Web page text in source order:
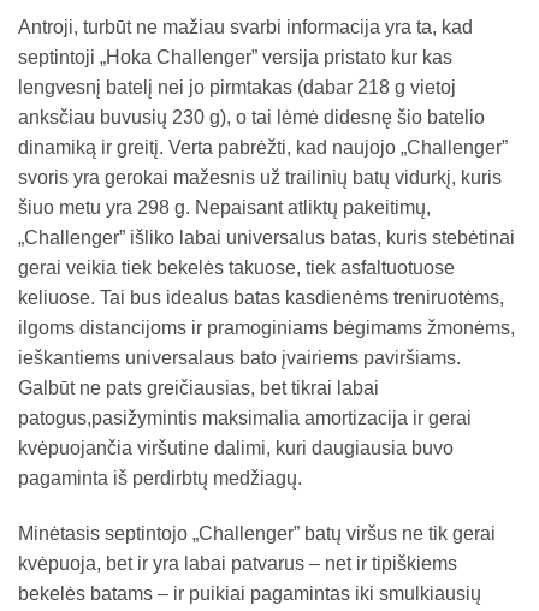
Antroji, turbūt ne mažiau svarbi informacija yra ta, kad
septintoji „Hoka Challenger” versija pristato kur kas
lengvesnį batelį nei jo pirmtakas (dabar 218 g vietoj
anksčiau buvusių 230 g), o tai lėmė didesnę šio batelio
dinamiką ir greitį. Verta pabrėžti, kad naujojo „Challenger”
svoris yra gerokai mažesnis už trailinių batų vidurkį, kuris
šiuo metu yra 298 g. Nepaisant atliktų pakeitimų,
„Challenger” išliko labai universalus batas, kuris stebėtinai
gerai veikia tiek bekelės takuose, tiek asfaltuotuose
keliuose. Tai bus idealus batas kasdienėms treniruotėms,
ilgoms distancijoms ir pramoginiams bėgimams žmonėms,
ieškantiems universalaus bato įvairiems paviršiams.
Galbūt ne pats greičiausias, bet tikrai labai
patogus,pasižymintis maksimalia amortizacija ir gerai
kvėpuojančia viršutine dalimi, kuri daugiausia buvo
pagaminta iš perdirbtų medžiagų.
Minėtasis septintojo „Challenger” batų viršus ne tik gerai
kvėpuoja, bet ir yra labai patvarus – net ir tipiškiems
bekelės batams – ir puikiai pagamintas iki smulkiausių